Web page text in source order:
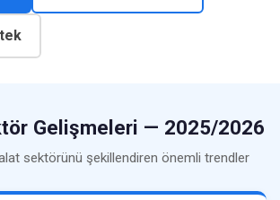
Gelişmeleri — 2025/2026
sektörünü şekillendiren önemli trendler